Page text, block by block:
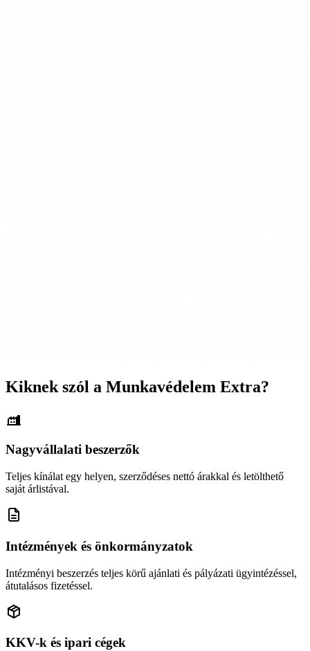
Kiknek szól a Munkavédelem Extra?
Nagyvállalati beszerzők
Teljes kínálat egy helyen, szerződéses nettó árakkal és letölthető
saját árlistával.
Intézmények és önkormányzatok
Intézményi beszerzés teljes körű ajánlati és pályázati ügyintézéssel,
átutalásos fizetéssel.
KKV-k és ipari cégek